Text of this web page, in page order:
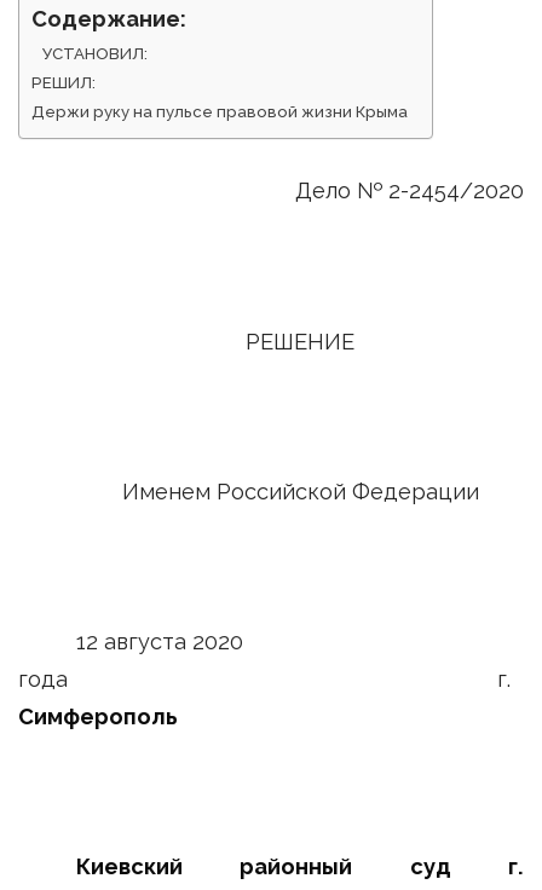
Содержание:
УСТАНОВИЛ:
РЕШИЛ:
Держи руку на пульсе правовой жизни Крыма
Дело № 2-2454/2020
РЕШЕНИЕ
Именем Российской Федерации
12 августа 2020
года г.
Симферополь
Киевский районный суд г.